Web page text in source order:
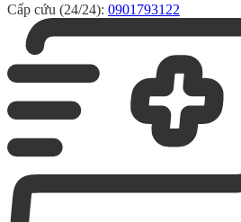
Cấp cứu (24/24): 0901793122